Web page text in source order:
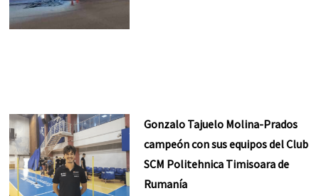
Gonzalo Tajuelo Molina-Prados
campeón con sus equipos del Club
SCM Politehnica Timisoara de
Rumanía